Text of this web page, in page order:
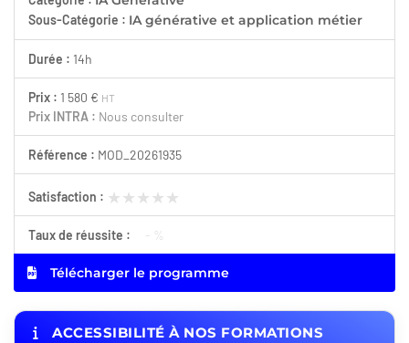
Sous-Catégorie : IA générative et application métier
Durée : 14h
Prix : 1 580 € HT
Prix INTRA : Nous consulter
Référence : MOD_20261935
Satisfaction : ★★★★★
★★★★★
Taux de réussite : - %
Télécharger le programme
ACCESSIBILITÉ À NOS FORMATIONS